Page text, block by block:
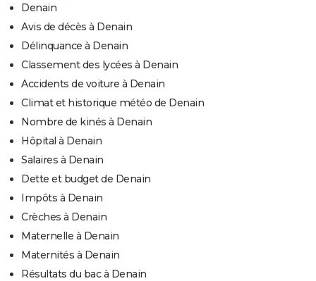
Denain
Avis de décès à Denain
Délinquance à Denain
Classement des lycées à Denain
Accidents de voiture à Denain
Climat et historique météo de Denain
Nombre de kinés à Denain
Hôpital à Denain
Salaires à Denain
Dette et budget de Denain
Impôts à Denain
Crèches à Denain
Maternelle à Denain
Maternités à Denain
Résultats du bac à Denain